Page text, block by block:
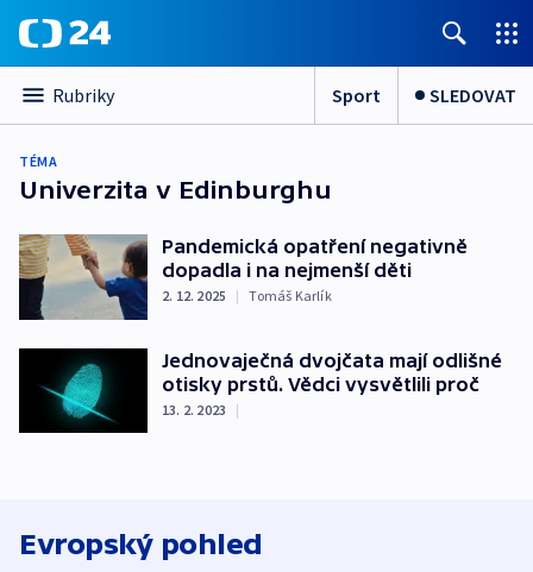
Rubriky Sport SLEDOVAT
TÉMA
Univerzita v Edinburghu
Pandemická opatření negativně
dopadla i na nejmenší děti
2. 12. 2025 | Tomáš Karlík
Jednovaječná dvojčata mají odlišné
otisky prstů. Vědci vysvětlili proč
13. 2. 2023 |
Evropský pohled